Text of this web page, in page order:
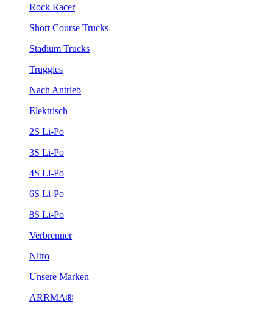
Rock Racer
Short Course Trucks
Stadium Trucks
Truggies
Nach Antrieb
Elektrisch
2S Li-Po
3S Li-Po
4S Li-Po
6S Li-Po
8S Li-Po
Verbrenner
Nitro
Unsere Marken
ARRMA®